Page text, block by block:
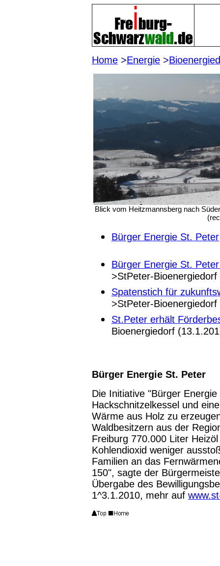
Home >Energie >
Blick vom Heitzmannsberg nach
Bürger Energie St. Peter
Bürger Energie St.
>StPeter-
Spatenstich für
>StPeter-
St.Peter erhält
Bioenergiedorf
Bürger Energie St. Peter
Die Initiative "Bürger
Hackschnitzelkessel und
Wärme aus Holz zu
Waldbesitzern aus der
Freiburg 770.000 Liter
Kohlendioxid weniger
Familien an das
150", sagte der
Übergabe des
1^3.1.2010, mehr auf